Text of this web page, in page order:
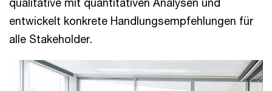
entwickelt konkrete Handlungsempfehlungen für
alle Stakeholder.